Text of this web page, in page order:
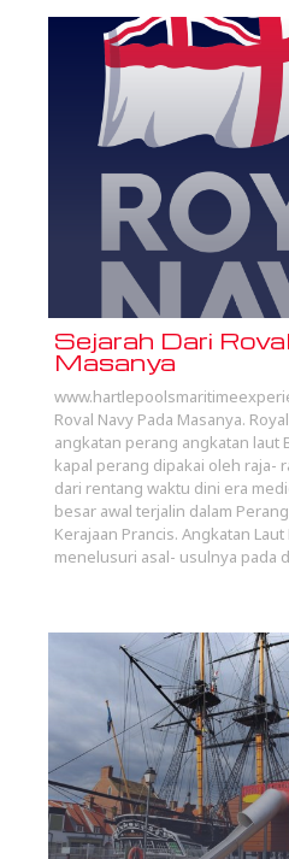
Sejarah Dari
Masanya
Roval Navy Pada Masanya.
angkatan perang angkatan laut
kapal perang dipakai oleh raja-
dari rentang waktu dini era
besar awal terjalin dalam
Kerajaan Prancis. Angkatan
menelusuri asal- usulnya pada